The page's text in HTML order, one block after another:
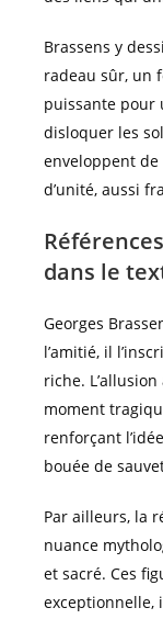
Brassens y
radeau sûr, un
puissante pour
disloquer les
enveloppent de
d’unité, aussi
dans le
Georges
l’amitié, il
riche. L’allusion
moment
renforçant
bouée de
Par ailleurs, la
nuance
et sacré. Ces
exceptionnelle,